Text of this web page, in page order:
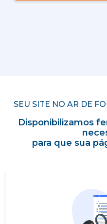
SEU SITE NO AR DE
Disponibilizamos
para que sua